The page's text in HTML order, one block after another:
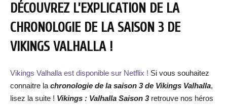
DÉCOUVREZ L’EXPLICATION DE LA
CHRONOLOGIE DE LA SAISON 3 DE
VIKINGS VALHALLA !
Vikings Valhalla est disponible sur Netflix ! Si vous souhaitez
connaitre la chronologie de la saison 3 de Vikings Valhalla,
lisez la suite ! Vikings : Valhalla Saison 3 retrouve nos héros